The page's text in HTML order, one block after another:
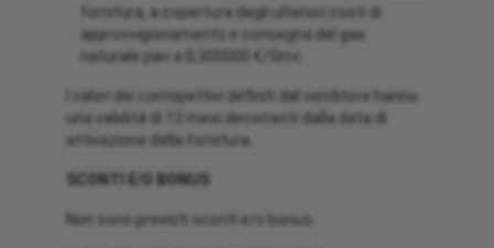
fornitura, a copertura degli ulteriori costi di
approvvigionamento e consegna del gas
naturale pari a 0,300000 €/Smc.
I valori dei corrispettivi definiti dal venditore hanno
una validità di 12 mesi decorrenti dalla data di
attivazione della fornitura.
SCONTI E/O BONUS
Non sono previsti sconti e/o bonus.